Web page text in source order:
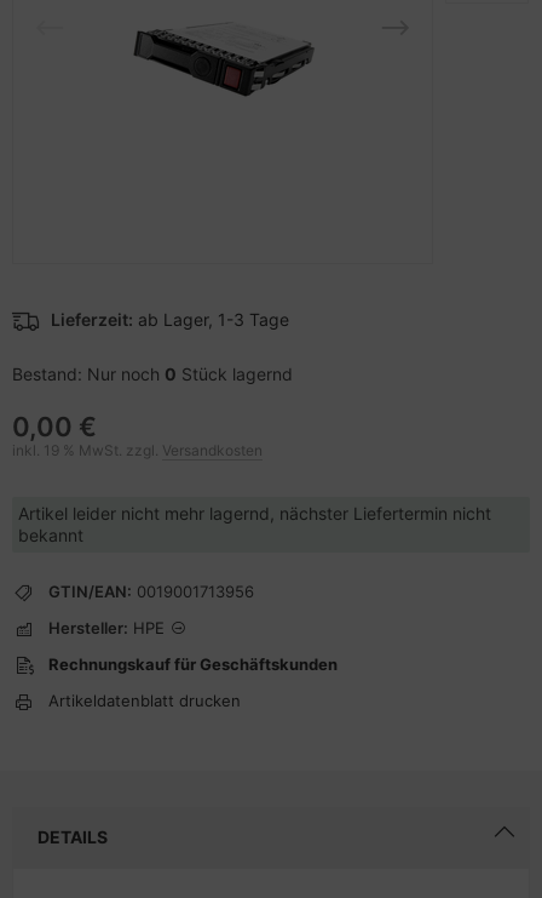
Lieferzeit: ab Lager, 1-3 Tage
Bestand: Nur noch 0 Stück lagernd
0,00 €
inkl. 19 % MwSt. zzgl. Versandkosten
Artikel leider nicht mehr lagernd, nächster Liefertermin nicht
bekannt
GTIN/EAN: 0019001713956
Hersteller: HPE
Rechnungskauf für Geschäftskunden
Artikeldatenblatt drucken
DETAILS
Zubehör
Mobiltelefone
Netzwerkgeräte
& Tragebehältnisse
Tinten Minen